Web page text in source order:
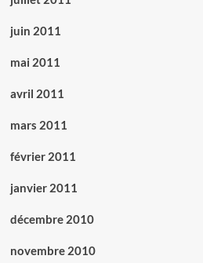
juin 2011
mai 2011
avril 2011
mars 2011
février 2011
janvier 2011
décembre 2010
novembre 2010